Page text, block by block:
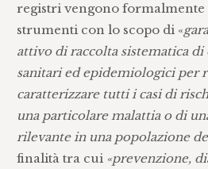
registri vengono formalmente
strumenti con lo scopo di «
attivo di raccolta sistematica di
sanitari ed epidemiologici per
caratterizzare tutti i casi di
una particolare malattia o di
rilevante in una popolazione
finalità tra cui «prevenzione,